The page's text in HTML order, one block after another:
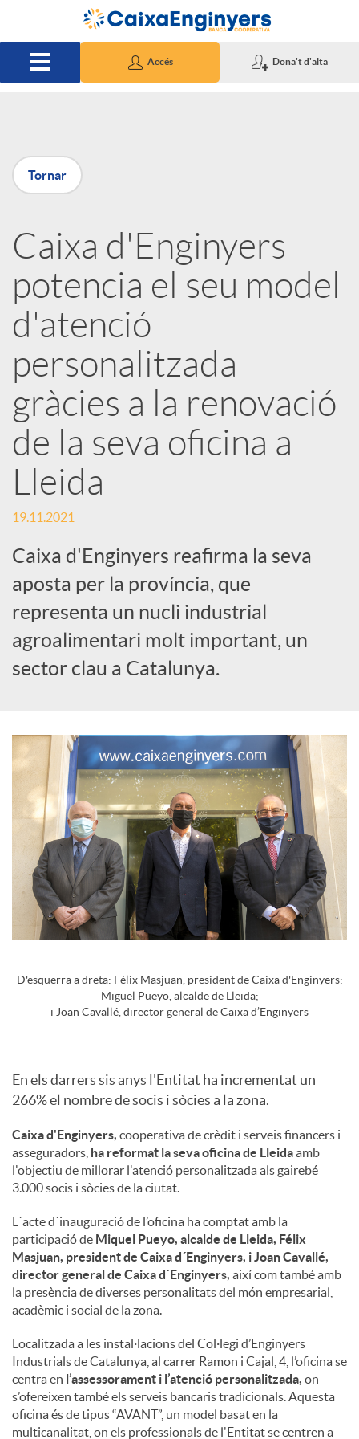
Salta al contingut principal
Accés Dona't d'alta
P
u
b
l
i
c
a
d
o
r
d
c
o
n
t
i
g
u
t
s
Tornar
Caixa d'Enginyers
potencia el seu model
d'atenció
personalitzada
gràcies a la renovació
de la seva oficina a
Lleida
19.11.2021
Caixa d'Enginyers reafirma la seva
aposta per la província, que
representa un nucli industrial
agroalimentari molt important, un
sector clau a Catalunya.
D'esquerra a dreta: Félix Masjuan, president de Caixa d'Enginyers;
Miguel Pueyo, alcalde de Lleida;
i Joan Cavallé, director general de Caixa d’Enginyers
En els darrers sis anys l'Entitat ha incrementat un
266% el nombre de socis i sòcies a la zona.
Caixa d'Enginyers, cooperativa de crèdit i serveis financers i
asseguradors, ha reformat la seva oficina de Lleidaamb
l'objectiu de millorar l'atenció personalitzada als gairebé
3.000 socis i sòcies de la ciutat.
L´acte d´inauguració de l’oficina ha comptat amb la
participació de Miquel Pueyo, alcalde de Lleida, Félix
Masjuan, president de Caixa d´Enginyers, i Joan Cavallé,
director general de Caixa d´Enginyers, així com també amb
la presència de diverses personalitats del món empresarial,
acadèmic i social de la zona.
Localitzada a les instal·lacions del Col·legi d’Enginyers
Industrials de Catalunya, al carrer Ramon i Cajal, 4, l’oficina se
centra en l’assessorament i l’atenció personalitzada, on
s’ofereixen també els serveis bancaris tradicionals. Aquesta
oficina és de tipus “AVANT”, un model basat en la
multicanalitat, on els professionals de l'Entitat se centren a